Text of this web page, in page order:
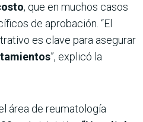
, que en muchos casos
de aprobación. “El
es clave para asegurar
”, explicó la
área de reumatología